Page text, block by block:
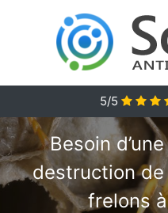
5/5
Besoin
destruction
frelons